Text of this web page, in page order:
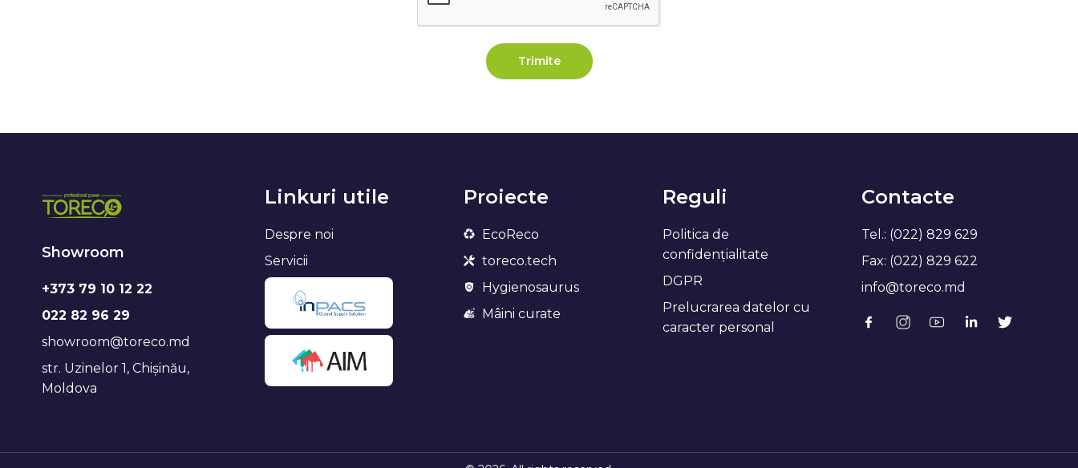
Trimite
Showroom
+373 79 10 12 22
022 82 96 29
showroom@toreco.md
str. Uzinelor 1, Chișinău,
Moldova
Linkuri utile
Despre noi
Servicii
Proiecte
EcoReco
toreco.tech
Hygienosaurus
Mâini curate
Reguli
Politica de
confidențialitate
DGPR
Prelucrarea datelor cu
caracter personal
Contacte
Tel.: (022) 829 629
Fax: (022) 829 622
info@toreco.md